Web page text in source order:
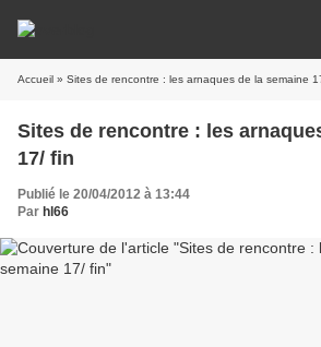
Accueil » Sites de rencontre : les arnaques de la semaine
Sites de rencontre : les
17/ fin
Publié le 20/04/2012 à 13:44
Par hl66